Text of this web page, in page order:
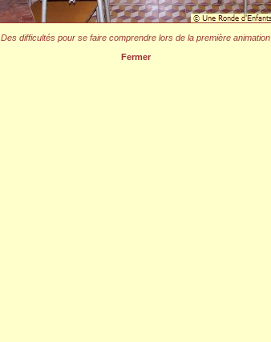
Des difficultés pour se faire comprendre lors de la première animation
Fermer